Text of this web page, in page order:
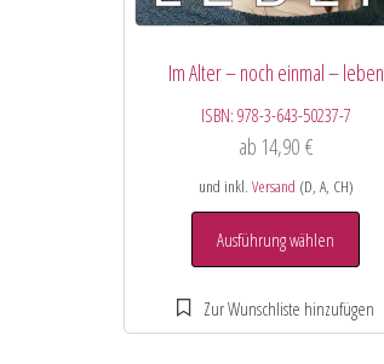
Im Alter – noch einmal – leben
ISBN: 978-3-643-50237-7
ab 14,90 €
und inkl. Versand (D, A, CH)
Ausführung wählen